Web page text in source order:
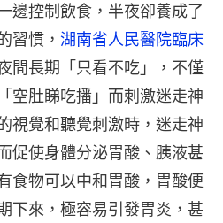
邊控制飲食，半夜卻養成了
習慣， 湖南省人民醫院臨床
間長期「只看不吃」，不僅
空肚睇吃播」而刺激迷走神
視覺和聽覺刺激時，迷走神
促使身體分泌胃酸、胰液甚
食物可以中和胃酸，胃酸便
下來，極容易引發胃炎，甚